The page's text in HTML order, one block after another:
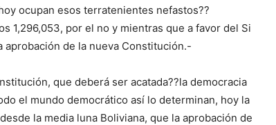
ocupan esos terratenientes nefastos??
1,296,053, por el no y mientras que a favor del Si
aprobación de la nueva Constitución.-
que deberá ser acatada??la democracia
el mundo democrático así lo determinan, hoy la
la media luna Boliviana, que la aprobación de